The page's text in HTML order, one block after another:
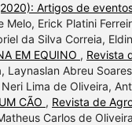
Artigos de
Melo, Erick Platini
da Silva Correia,
EM EQUINO , Revista
Laynaslan Abreu
Lima de Oliveira,
CÃO , Revista de
Carlos de